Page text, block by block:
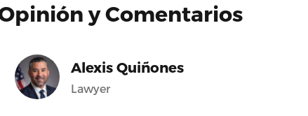
y Comentarios
Alexis Quiñones
Lawyer